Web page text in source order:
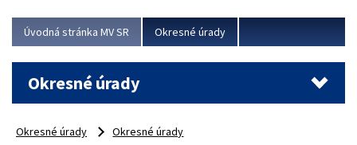
Viac
Úvodná stránka MV SR Okresné úrady
Okresné úrady
Okresné úrady
Okresné úrady